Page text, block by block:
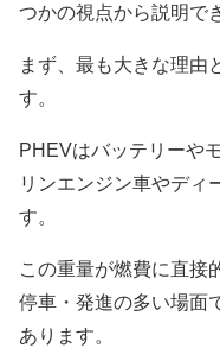
つかの視点から説明で
まず、最も大きな理由
す。
PHEVはバッテリーや
リンエンジン車やディ
す。
この重量が燃費に直接
停車・発進の多い場面
あります。